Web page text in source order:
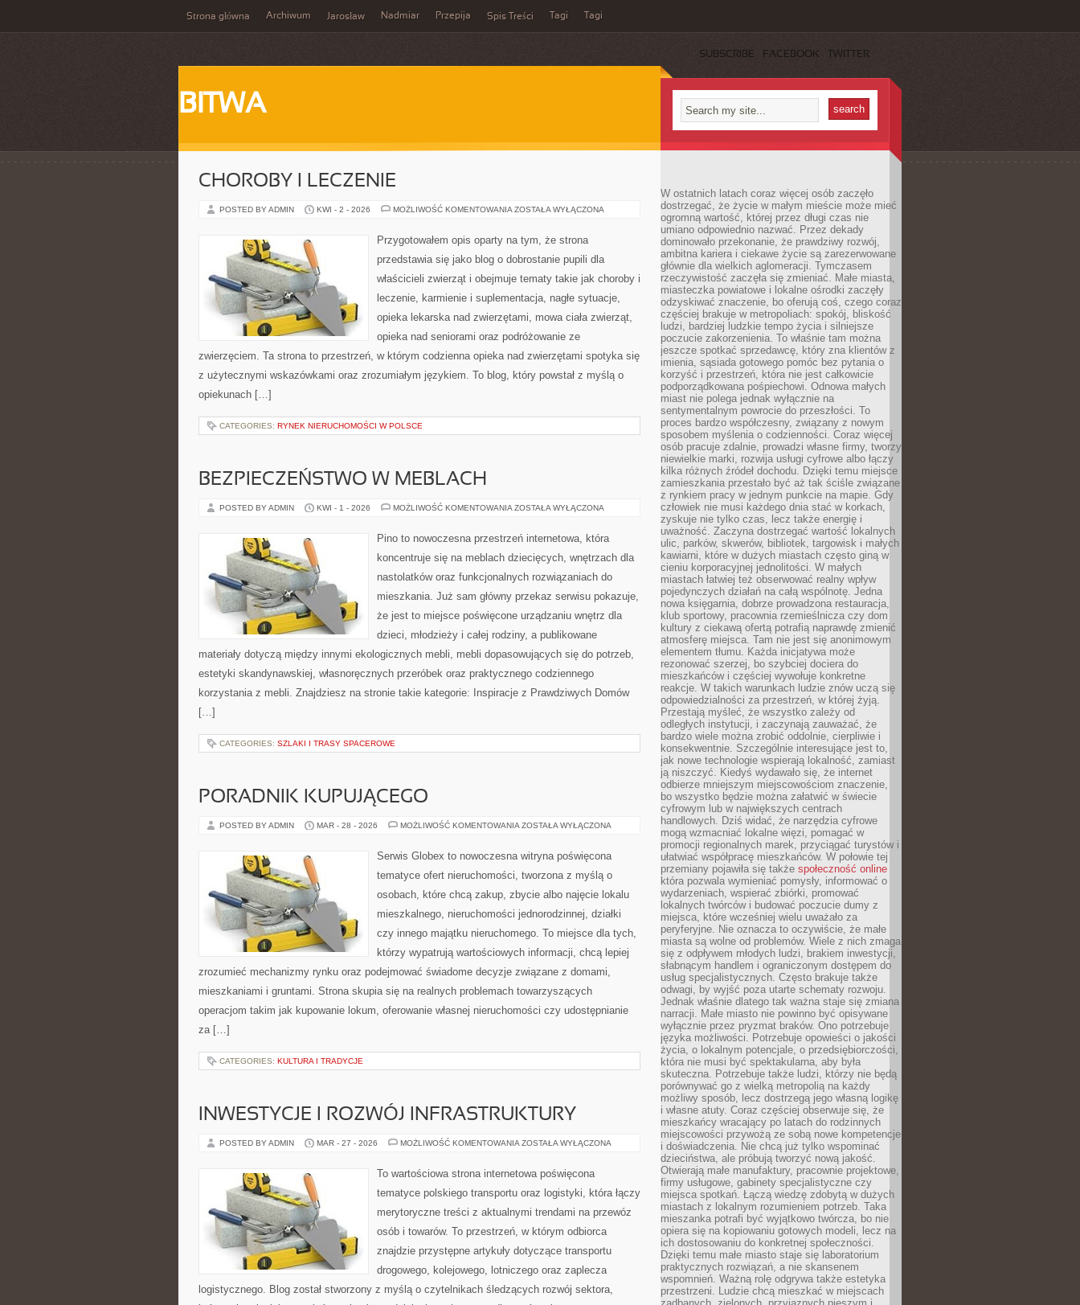
Strona główna Archiwum Jarosław Nadmiar Przepija Spis Treści Tagi Tagi
SUBSCRIBE FACEBOOK TWITTER
BITWA
CHOROBY I LECZENIE
POSTED BY ADMIN KWI - 2 - 2026 MOŻLIWOŚĆ KOMENTOWANIA CHOROBY
ZOSTAŁA WYŁĄCZONA
Przygotowałem opis oparty na tym, że strona
przedstawia się jako blog o dobrostanie pupili dla
właścicieli zwierząt i obejmuje tematy takie jak choroby i
leczenie, karmienie i suplementacja, nagłe sytuacje,
opieka lekarska nad zwierzętami, mowa ciała zwierząt,
opieka nad seniorami oraz podróżowanie ze
zwierzęciem. Ta strona to przestrzeń, w którym codzienna opieka nad zwierzętami spotyka się
z użytecznymi wskazówkami oraz zrozumiałym językiem. To blog, który powstał z myślą o
opiekunach […]
CATEGORIES: RYNEK NIERUCHOMOŚCI W POLSCE
BEZPIECZEŃSTWO W MEBLACH
POSTED BY ADMIN KWI - 1 - 2026 MOŻLIWOŚĆ KOMENTOWANIA BEZPIECZEŃSTWO
ZOSTAŁA WYŁĄCZONA
Pino to nowoczesna przestrzeń internetowa, która
koncentruje się na meblach dziecięcych, wnętrzach dla
nastolatków oraz funkcjonalnych rozwiązaniach do
mieszkania. Już sam główny przekaz serwisu pokazuje,
że jest to miejsce poświęcone urządzaniu wnętrz dla
dzieci, młodzieży i całej rodziny, a publikowane
materiały dotyczą między innymi ekologicznych mebli, mebli dopasowujących się do potrzeb,
estetyki skandynawskiej, własnoręcznych przeróbek oraz praktycznego codziennego
korzystania z mebli. Znajdziesz na stronie takie kategorie: Inspiracje z Prawdziwych Domów
[…]
CATEGORIES: SZLAKI I TRASY SPACEROWE
PORADNIK KUPUJĄCEGO
POSTED BY ADMIN MAR - 28 - 2026 MOŻLIWOŚĆ KOMENTOWANIA PORADNIK
ZOSTAŁA WYŁĄCZONA
Serwis Globex to nowoczesna witryna poświęcona
tematyce ofert nieruchomości, tworzona z myślą o
osobach, które chcą zakup, zbycie albo najęcie lokalu
mieszkalnego, nieruchomości jednorodzinnej, działki
czy innego majątku nieruchomego. To miejsce dla tych,
którzy wypatrują wartościowych informacji, chcą lepiej
zrozumieć mechanizmy rynku oraz podejmować świadome decyzje związane z domami,
mieszkaniami i gruntami. Strona skupia się na realnych problemach towarzyszących
operacjom takim jak kupowanie lokum, oferowanie własnej nieruchomości czy udostępnianie
za […]
CATEGORIES: KULTURA I TRADYCJE
INWESTYCJE I ROZWÓJ INFRASTRUKTURY
POSTED BY ADMIN MAR - 27 - 2026 MOŻLIWOŚĆ KOMENTOWANIA INWESTYCJE
INFRASTRUKTURY
ZOSTAŁA WYŁĄCZONA
To wartościowa strona internetowa poświęcona
tematyce polskiego transportu oraz logistyki, która łączy
merytoryczne treści z aktualnymi trendami na przewóz
osób i towarów. To przestrzeń, w którym odbiorca
znajdzie przystępne artykuły dotyczące transportu
drogowego, kolejowego, lotniczego oraz zaplecza
logistycznego. Blog został stworzony z myślą o czytelnikach śledzących rozwój sektora,
W ostatnich latach coraz więcej osób zaczęło
dostrzegać, że życie w małym mieście może mieć
ogromną wartość, której przez długi czas nie
umiano odpowiednio nazwać. Przez dekady
dominowało przekonanie, że prawdziwy rozwój,
ambitna kariera i ciekawe życie są zarezerwowane
głównie dla wielkich aglomeracji. Tymczasem
rzeczywistość zaczęła się zmieniać. Małe miasta,
miasteczka powiatowe i lokalne ośrodki zaczęły
odzyskiwać znaczenie, bo oferują coś, czego coraz
częściej brakuje w metropoliach: spokój, bliskość
ludzi, bardziej ludzkie tempo życia i silniejsze
poczucie zakorzenienia. To właśnie tam można
jeszcze spotkać sprzedawcę, który zna klientów z
imienia, sąsiada gotowego pomóc bez pytania o
korzyść i przestrzeń, która nie jest całkowicie
podporządkowana pośpiechowi. Odnowa małych
miast nie polega jednak wyłącznie na
sentymentalnym powrocie do przeszłości. To
proces bardzo współczesny, związany z nowym
sposobem myślenia o codzienności. Coraz więcej
osób pracuje zdalnie, prowadzi własne firmy, tworzy
niewielkie marki, rozwija usługi cyfrowe albo łączy
kilka różnych źródeł dochodu. Dzięki temu miejsce
zamieszkania przestało być aż tak ściśle związane
z rynkiem pracy w jednym punkcie na mapie. Gdy
człowiek nie musi każdego dnia stać w korkach,
zyskuje nie tylko czas, lecz także energię i
uważność. Zaczyna dostrzegać wartość lokalnych
ulic, parków, skwerów, bibliotek, targowisk i małych
kawiarni, które w dużych miastach często giną w
cieniu korporacyjnej jednolitości. W małych
miastach łatwiej też obserwować realny wpływ
pojedynczych działań na całą wspólnotę. Jedna
nowa księgarnia, dobrze prowadzona restauracja,
klub sportowy, pracownia rzemieślnicza czy dom
kultury z ciekawą ofertą potrafią naprawdę zmienić
atmosferę miejsca. Tam nie jest się anonimowym
elementem tłumu. Każda inicjatywa może
rezonować szerzej, bo szybciej dociera do
mieszkańców i częściej wywołuje konkretne
reakcje. W takich warunkach ludzie znów uczą się
odpowiedzialności za przestrzeń, w której żyją.
Przestają myśleć, że wszystko zależy od
odległych instytucji, i zaczynają zauważać, że
bardzo wiele można zrobić oddolnie, cierpliwie i
konsekwentnie. Szczególnie interesujące jest to,
jak nowe technologie wspierają lokalność, zamiast
ją niszczyć. Kiedyś wydawało się, że internet
odbierze mniejszym miejscowościom znaczenie,
bo wszystko będzie można załatwić w świecie
cyfrowym lub w największych centrach
handlowych. Dziś widać, że narzędzia cyfrowe
mogą wzmacniać lokalne więzi, pomagać w
promocji regionalnych marek, przyciągać turystów i
ułatwiać współpracę mieszkańców. W połowie tej
przemiany pojawiła się także społeczność online
która pozwala wymieniać pomysły, informować o
wydarzeniach, wspierać zbiórki, promować
lokalnych twórców i budować poczucie dumy z
miejsca, które wcześniej wielu uważało za
peryferyjne. Nie oznacza to oczywiście, że małe
miasta są wolne od problemów. Wiele z nich zmaga
się z odpływem młodych ludzi, brakiem inwestycji,
słabnącym handlem i ograniczonym dostępem do
usług specjalistycznych. Często brakuje także
odwagi, by wyjść poza utarte schematy rozwoju.
Jednak właśnie dlatego tak ważna staje się zmiana
narracji. Małe miasto nie powinno być opisywane
wyłącznie przez pryzmat braków. Ono potrzebuje
języka możliwości. Potrzebuje opowieści o jakości
życia, o lokalnym potencjale, o przedsiębiorczości,
która nie musi być spektakularna, aby była
skuteczna. Potrzebuje także ludzi, którzy nie będą
porównywać go z wielką metropolią na każdy
możliwy sposób, lecz dostrzegą jego własną logikę
i własne atuty. Coraz częściej obserwuje się, że
mieszkańcy wracający po latach do rodzinnych
miejscowości przywożą ze sobą nowe kompetencje
i doświadczenia. Nie chcą już tylko wspominać
dzieciństwa, ale próbują tworzyć nową jakość.
Otwierają małe manufaktury, pracownie projektowe,
firmy usługowe, gabinety specjalistyczne czy
miejsca spotkań. Łączą wiedzę zdobytą w dużych
miastach z lokalnym rozumieniem potrzeb. Taka
mieszanka potrafi być wyjątkowo twórcza, bo nie
opiera się na kopiowaniu gotowych modeli, lecz na
ich dostosowaniu do konkretnej społeczności.
Dzięki temu małe miasto staje się laboratorium
praktycznych rozwiązań, a nie skansenem
wspomnień. Ważną rolę odgrywa także estetyka
przestrzeni. Ludzie chcą mieszkać w miejscach